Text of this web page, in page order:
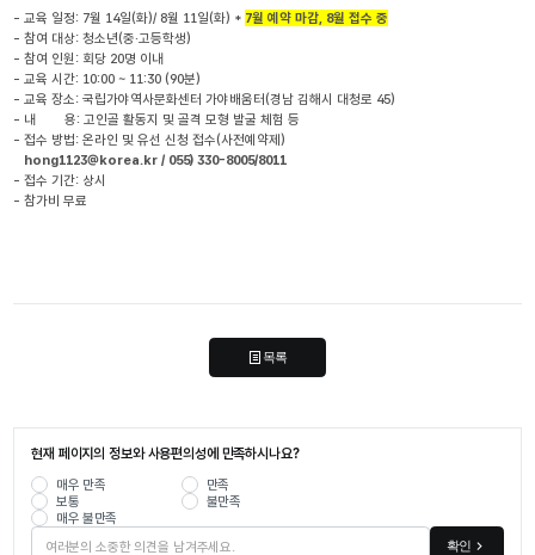
- 교육 일정: 7월 14일(화)/ 8월 11일(화) * 7월 예약 마감, 8월 접수 중
- 참여 대상: 청소년(중·고등학생)
- 참여 인원: 회당 20명 이내
- 교육 시간: 10:00 ~ 11:30 (90분)
- 교육 장소: 국립가야역사문화센터 가야배움터(경남 김해시 대청로 45)
- 내        용: 고인골 활동지 및 골격 모형 발굴 체험 등
- 접수 방법: 온라인 및 유선 신청 접수(사전예약제)
   hong1123@korea.kr / 055) 330-8005/8011
- 접수 기간: 상시
- 참가비 무료
목록
현재 페이지의 정보와 사용편의성에 만족하시나요?
매우 만족
만족
보통
불만족
매우 불만족
확인